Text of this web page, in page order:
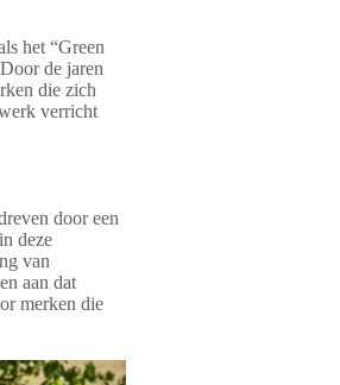
het “Green
de jaren
die zich
verricht
door een
deze
van
aan dat
merken die